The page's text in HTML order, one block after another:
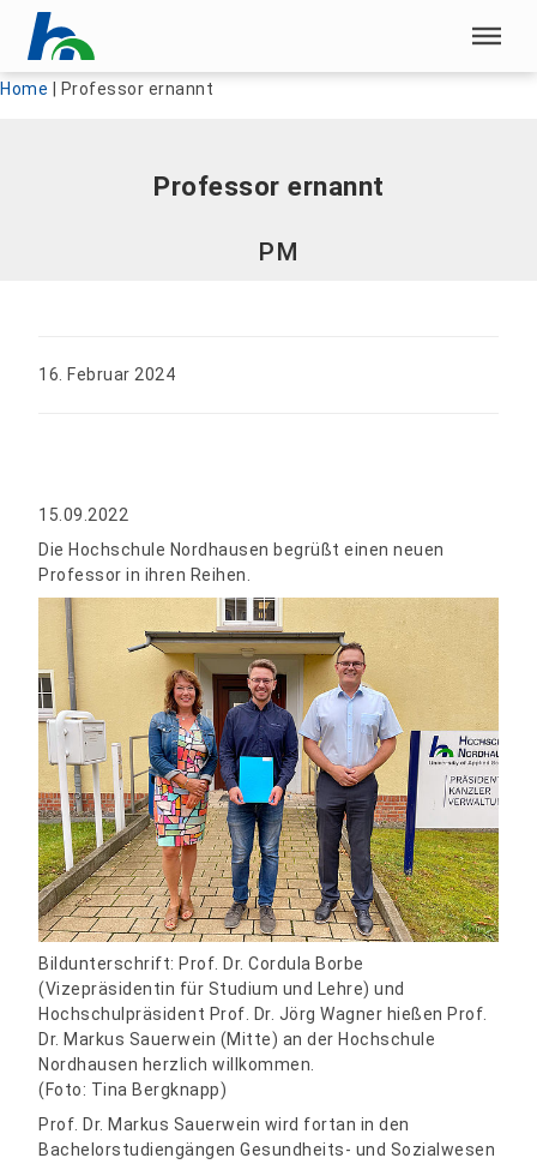
Menü überspringen
Menü überspringen
Home Professor ernannt
Professor ernannt
PM
16. Februar 2024
15.09.2022
Die Hochschule Nordhausen begrüßt einen neuen
Professor in ihren Reihen.
Bildunterschrift: Prof. Dr. Cordula Borbe
(Vizepräsidentin für Studium und Lehre) und
Hochschulpräsident Prof. Dr. Jörg Wagner hießen Prof.
Dr. Markus Sauerwein (Mitte) an der Hochschule
Nordhausen herzlich willkommen.
(Foto: Tina Bergknapp)
Prof. Dr. Markus Sauerwein wird fortan in den
Bachelorstudiengängen Gesundheits- und Sozialwesen